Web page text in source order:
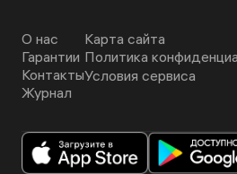
О нас
Гарантии
Контакты
Журнал
Карта сайта
Политика
Условия сервиса